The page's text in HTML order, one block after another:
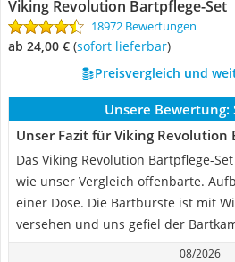
Viking Revolution Bartpflege-Set
18972 Bewertungen
ab 24,00 € ( Sofort lieferbar)
Preisvergleich und
Unsere Bewertung:
Unser Fazit für Viking Revolution
Das Viking Revolution Bartpflege-
wie unser Vergleich offenbarte.
einer Dose. Die Bartbürste ist mit
versehen und uns gefiel der
08/2026